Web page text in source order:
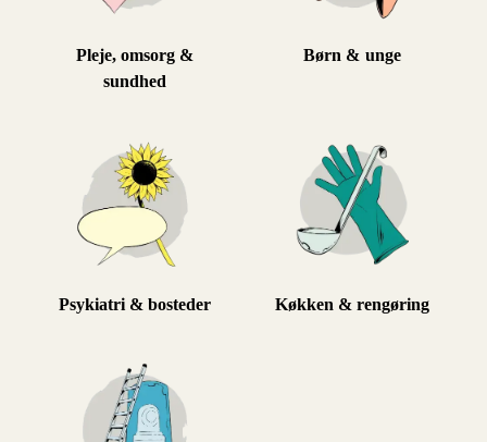
Pleje, omsorg &
sundhed
Børn & unge
Psykiatri & bosteder Køkken & rengøring